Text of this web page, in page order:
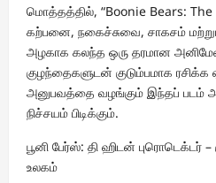
மொத்தத்தில், “Boonie Bears: The
கற்பனை, நகைச்சுவை, சாகசம்
அழகாக கலந்த ஒரு தரமான
குழந்தைகளுடன் குடும்பமாக
அனுபவத்தை வழங்கும் இந்தப் படம்
நிச்சயம் பிடிக்கும்.
பூனி பேர்ஸ்: தி ஹிடன் புரொடெக்டர்
உலகம்